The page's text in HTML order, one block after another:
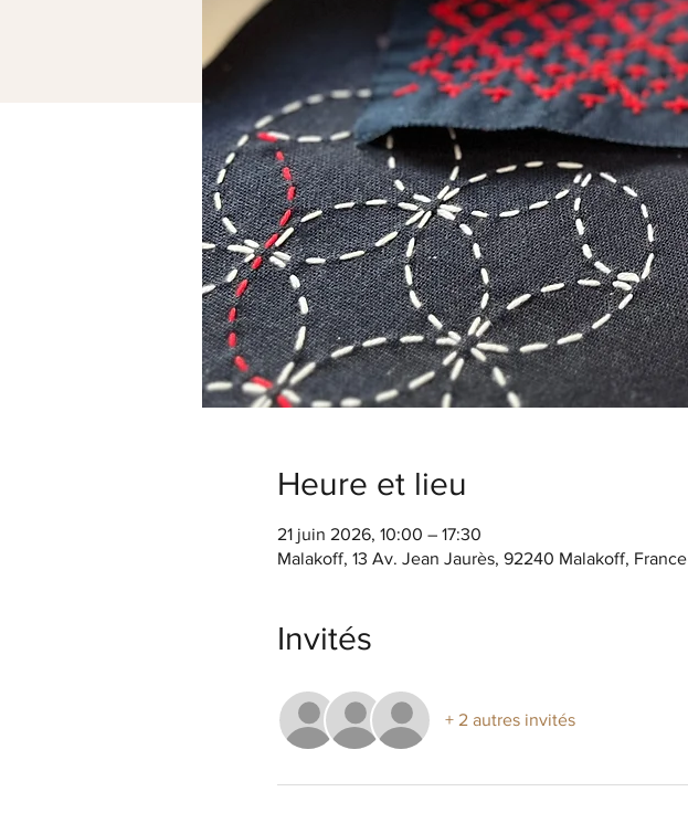
Heure et lieu
21 juin 2026, 10:00 – 17:30
Malakoff, 13 Av. Jean Jaurès, 92240 Malakoff, France
Invités
+ 2 autres invités